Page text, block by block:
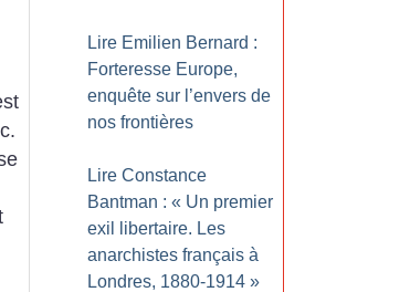
Lire Emilien Bernard :
Forteresse Europe,
enquête sur l’envers de
nos frontières
Lire Constance
Bantman : « Un premier
exil libertaire. Les
anarchistes français à
Londres, 1880-1914 »